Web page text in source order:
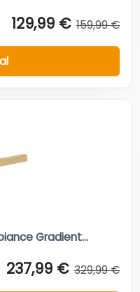
129,99 € 159,99 €
Gradient...
237,99 € 329,99 €